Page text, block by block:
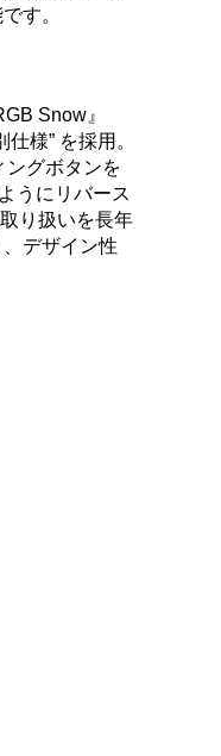
す。
Snow』
様” を採用。
ングボタンを
うにリバース
り扱いを長年
デザイン性